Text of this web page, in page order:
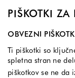
PIŠKOTKI ZA
Izberite, katere
OBVEZNI
Ti piškotki so
spletna stran ne
piškotkov se ne da